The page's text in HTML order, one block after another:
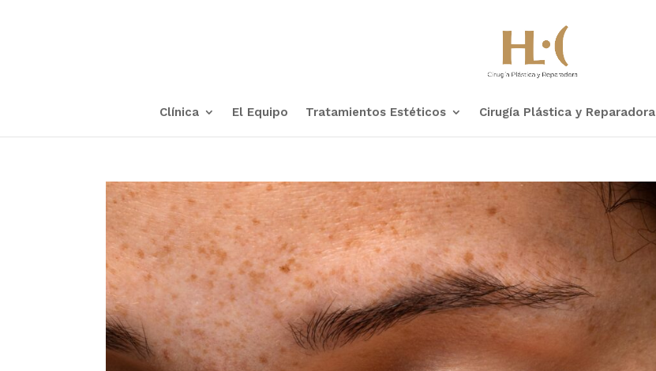
Clínica El Equipo Tratamientos Estéticos Cirugía Plástica y Reparadora